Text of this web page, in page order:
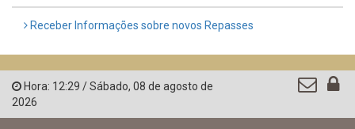
Receber Informações sobre novos Repasses
Hora: 12:29 /Sábado, 08 de agosto de
2026